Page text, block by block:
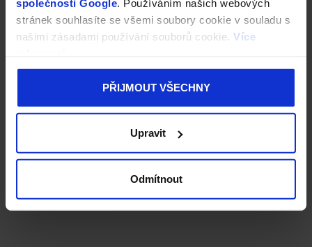
společnosti Google. Používáním našich webových
stránek souhlasíte se všemi soubory cookie v souladu s
našimi zásadami používání souborů cookie. Více
PŘIJMOUT VŠECHNY
Upravit
Odmítnout